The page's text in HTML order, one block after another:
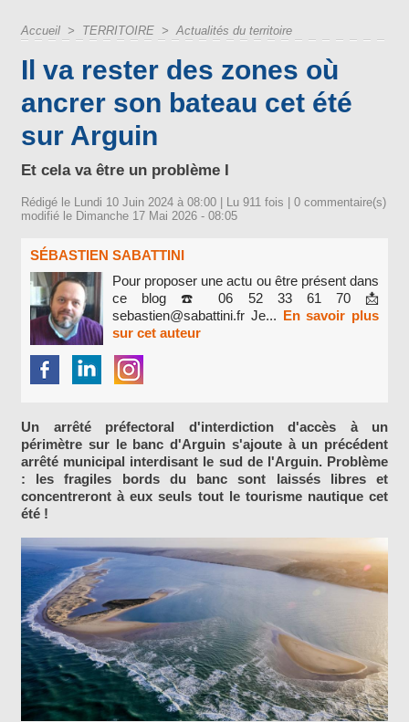
Accueil > TERRITOIRE > Actualités du territoire
Il va rester des zones où
ancrer son bateau cet été
sur Arguin
Et cela va être un problème I
Rédigé le Lundi 10 Juin 2024 à 08:00 | Lu 911 fois | 0 commentaire(s)
modifié le Dimanche 17 Mai 2026 - 08:05
SÉBASTIEN SABATTINI
Pour proposer une actu ou être présent dans
ce blog ☎️ 06 52 33 61 70 📩
sebastien@sabattini.fr Je... En savoir plus
sur cet auteur
Un arrêté préfectoral d'interdiction d'accès à un
périmètre sur le banc d'Arguin s'ajoute à un précédent
arrêté municipal interdisant le sud de l'Arguin. Problème
: les fragiles bords du banc sont laissés libres et
concentreront à eux seuls tout le tourisme nautique cet
été !